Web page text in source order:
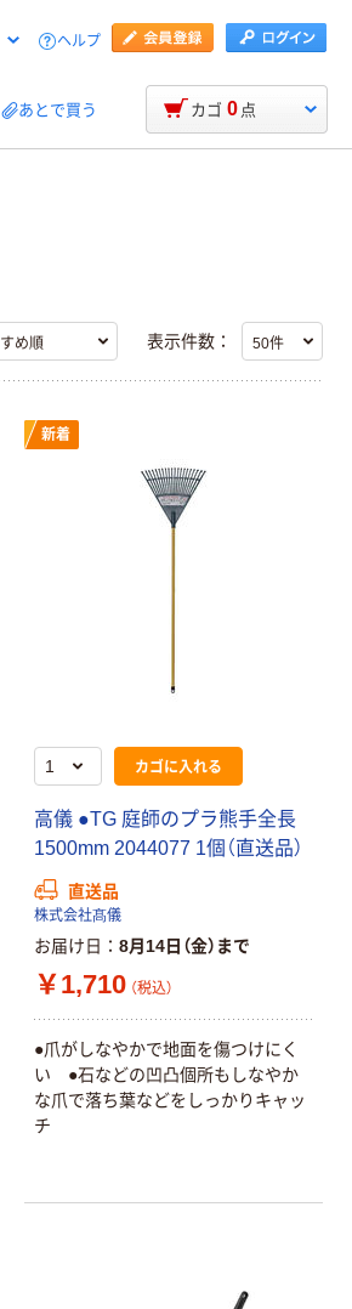
ヘルプ
あとで買う カゴ 0 点
表示件数：
新着
カゴに入れる
高儀 ●TG 庭師のプラ熊手全長
1500mm 2044077 1個（直送品）
直送品
株式会社髙儀
お届け日 8月14日（金）まで
￥1,710 （税込）
●爪がしなやかで地面を傷つけにく
い ●石などの凹凸個所もしなやか
な爪で落ち葉などをしっかりキャッ
チ